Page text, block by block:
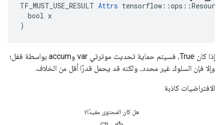
TF_MUST_USE_RESULT Attrs
  bool x
)
إذا كان True، فسيتم حماية تحديث موترتي var وaccum بواسطة قفل؛
وإلا فإن السلوك غير محدد، ولكنه قد يحمل قدرًا أقل من الخلاف.
الافتراضيات كاذبة
هل كان المحتوى مفيدًا؟